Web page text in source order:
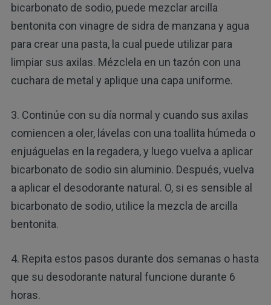
bicarbonato de sodio, puede mezclar arcilla
bentonita con vinagre de sidra de manzana y agua
para crear una pasta, la cual puede utilizar para
limpiar sus axilas. Mézclela en un tazón con una
cuchara de metal y aplique una capa uniforme.
3. Continúe con su día normal y cuando sus axilas
comiencen a oler, lávelas con una toallita húmeda o
enjuáguelas en la regadera, y luego vuelva a aplicar
bicarbonato de sodio sin aluminio. Después, vuelva
a aplicar el desodorante natural. O, si es sensible al
bicarbonato de sodio, utilice la mezcla de arcilla
bentonita.
4. Repita estos pasos durante dos semanas o hasta
que su desodorante natural funcione durante 6
horas.